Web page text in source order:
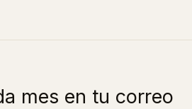
mes en tu correo